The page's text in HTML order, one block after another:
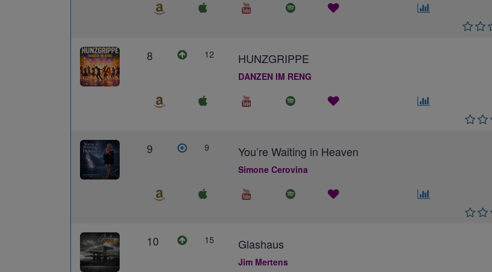
8 12 HUNZGRIPPE
DANZEN IM RENG
9 9 You’re Waiting in Heaven
Simone Cerovina
10 15 Glashaus
Jim Mertens